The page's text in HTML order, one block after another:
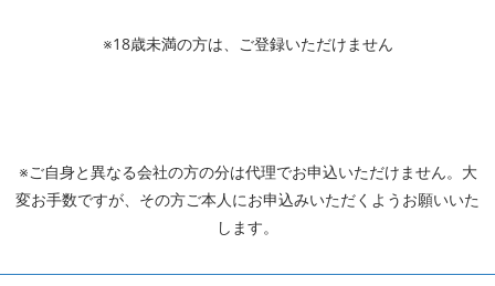
※18歳未満の方は、ご登録いただけません
※ご自身と異なる会社の方の分は代理でお申込いただけません。大
変お手数ですが、その方ご本人にお申込みいただくようお願いいた
します。